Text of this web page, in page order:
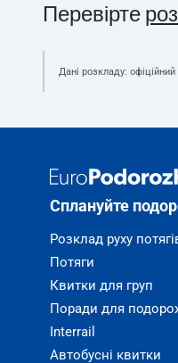
Перевірте
Дані розкладу: офіційний
Сплануйте
Розклад руху
Потяги
Квитки для груп
Поради для
Interrail
Автобусні квитки